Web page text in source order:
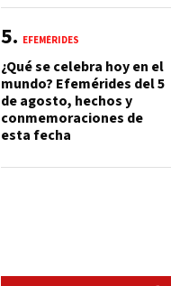
EFEMÉRIDES
¿Qué se celebra hoy en el
mundo? Efemérides del 5
de agosto, hechos y
conmemoraciones de
esta fecha